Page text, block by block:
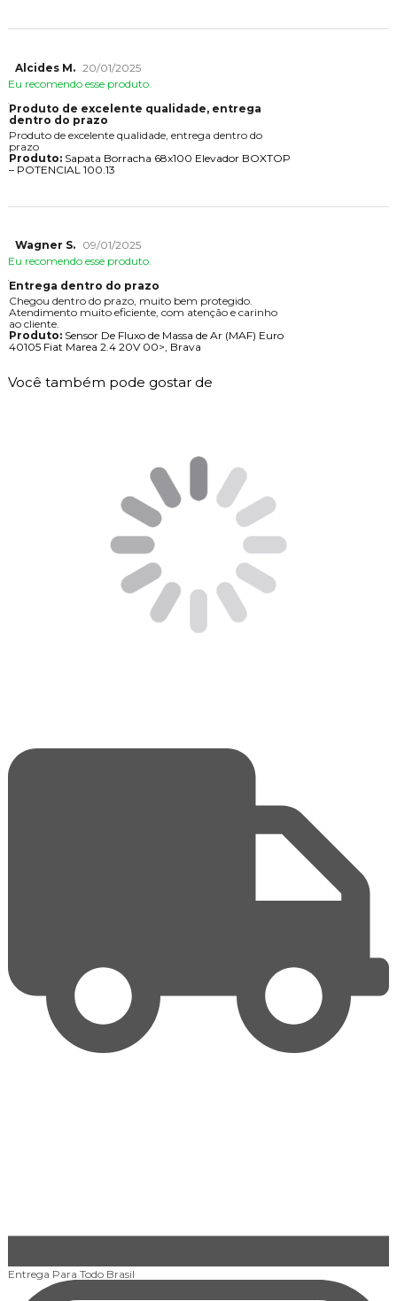
Alcides M. 20/01/2025
Eu recomendo esse produto.
Produto de excelente qualidade, entrega
dentro do prazo
Produto de excelente qualidade, entrega dentro do
prazo
Produto:Sapata Borracha 68x100 Elevador BOXTOP
– POTENCIAL 100.13
Wagner S.
09/01/2025
Eu recomendo esse produto.
Entrega dentro do prazo
Chegou dentro do prazo, muito bem protegido.
Atendimento muito eficiente, com atenção e carinho
ao cliente.
Produto:Sensor De Fluxo de Massa de Ar (MAF) Euro
40105 Fiat Marea 2.4 20V 00>, Brava
Você também pode gostar de
Entrega Para Todo Brasil